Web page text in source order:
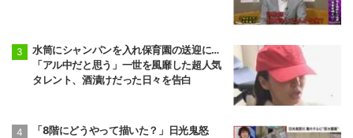
水筒にシャンパンを入れ保育園の送迎に…
「アル中だと思う」一世を風靡した超人気
タレント、酒漬けだった日々を告白
「8階にどうやって描いた？」日光鬼怒